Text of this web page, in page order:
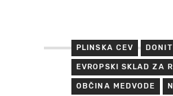
PLINSKA CEV
EVROPSKI SKLAD ZA
OBČINA MEDVODE